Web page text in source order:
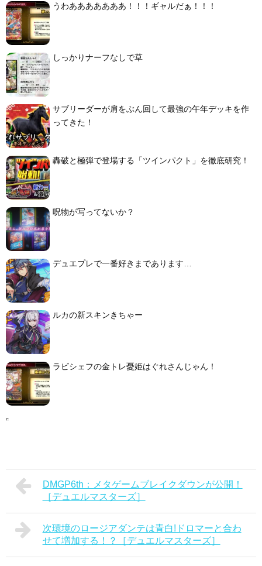
うわあああああああ！！！ギャルだぁ！！！
しっかりナーフなしで草
サブリーダーが肩をぶん回して最強の午年デッキを作
ってきた！
轟破と極弾で登場する「ツインパクト」を徹底研究！
呪物が写ってないか？
デュエプレで一番好きまであります…
ルカの新スキンきちゃー
ラビシェフの金トレ憂姫はぐれさんじゃん！
DMGP6th：メタゲームブレイクダウンが公開！
［デュエルマスターズ］
次環境のロージアダンテは青白!ドロマーと合わ
せて増加する！？［デュエルマスターズ］